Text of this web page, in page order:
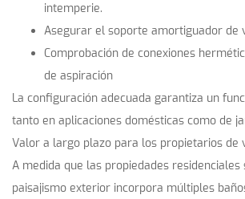
intemperie.
Asegurar el soporte amortiguador de
Comprobación de conexiones
de aspiración
La configuración adecuada garantiza un
tanto en aplicaciones domésticas como de
Valor a largo plazo para los propietarios de
A medida que las propiedades residenciales
paisajismo exterior incorpora múltiples